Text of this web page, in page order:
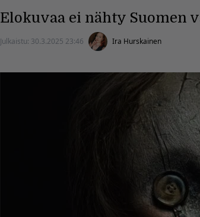
Elokuvaa ei nähty Suomen
Julkaistu: 30.3.2025 23:46 Ira Hurskainen